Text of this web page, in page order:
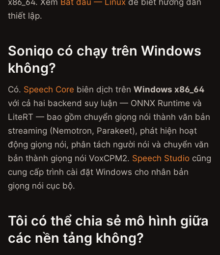
x86_64. Xem Bắt đầu — Linux để biết hướng dẫn
thiết lập.
Soniqo có chạy trên Windows
không?
Có. Speech Core biên dịch trên Windows x86_64
với cả hai backend suy luận — ONNX Runtime và
LiteRT — bao gồm chuyển giọng nói thành văn bản
streaming (Nemotron, Parakeet), phát hiện hoạt
động giọng nói, phân tách người nói và chuyển văn
bản thành giọng nói VoxCPM2. Speech Studio cũng
cung cấp trình cài đặt Windows cho nhân bản
giọng nói cục bộ.
Tôi có thể chia sẻ mô hình giữa
các nền tảng không?